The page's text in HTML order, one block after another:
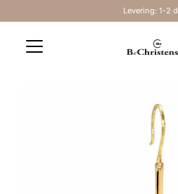
Levering: 1-2